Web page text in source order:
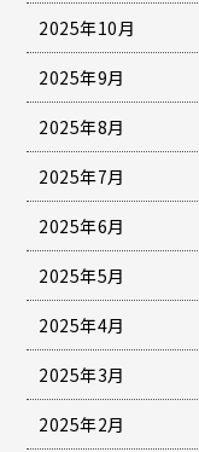
2025年10月
2025年9月
2025年8月
2025年7月
2025年6月
2025年5月
2025年4月
2025年3月
2025年2月